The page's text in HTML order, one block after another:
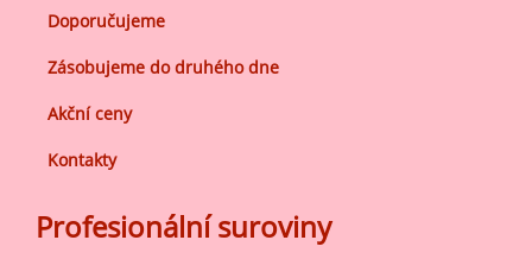
Doporučujeme
Zásobujeme do druhého dne
Akční ceny
Kontakty
Profesionální suroviny